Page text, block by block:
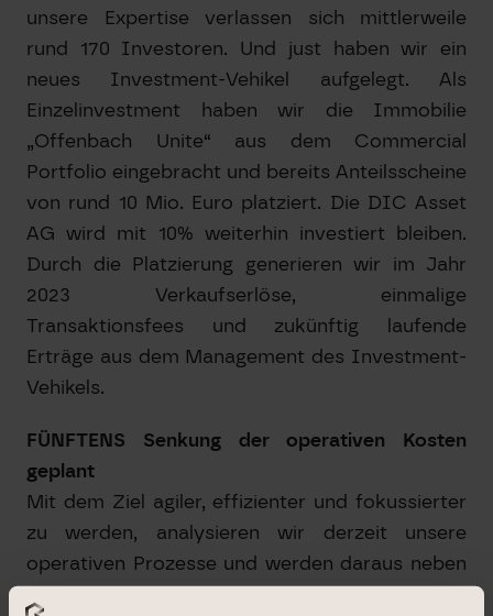
unsere Expertise verlassen sich mittlerweile
rund 170 Investoren. Und just haben wir ein
neues Investment-Vehikel aufgelegt. Als
Einzelinvestment haben wir die Immobilie
„Offenbach Unite“ aus dem Commercial
Portfolio eingebracht und bereits Anteilsscheine
von rund 10 Mio. Euro platziert. Die DIC Asset
AG wird mit 10% weiterhin investiert bleiben.
Durch die Platzierung generieren wir im Jahr
2023 Verkaufserlöse, einmalige
Transaktionsfees und zukünftig laufende
Erträge aus dem Management des Investment-
Vehikels.
FÜNFTENS Senkung der operativen Kosten
geplant
Mit dem Ziel agiler, effizienter und fokussierter
zu werden, analysieren wir derzeit unsere
operativen Prozesse und werden daraus neben
der Flexibilisierung der Strukturen unserer